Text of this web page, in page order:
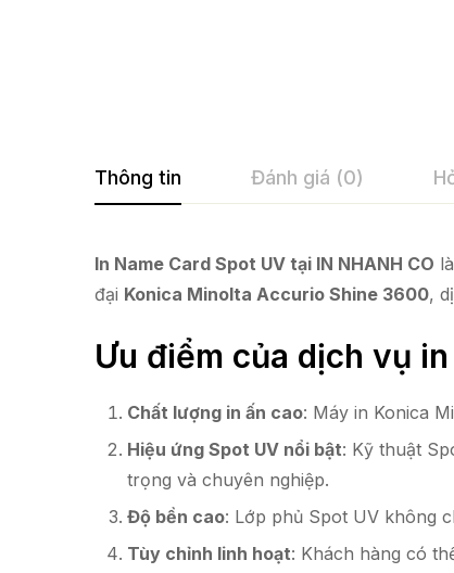
Thông tin Đánh giá (0)
In Name Card Spot UV tại IN NHANH CO
đại Konica Minolta Accurio Shine 3600,
Ưu điểm của dịch vụ
Chất lượng in ấn cao: Máy in Konica
Hiệu ứng Spot UV nổi bật: Kỹ thuật
trọng và chuyên nghiệp.
Độ bền cao: Lớp phủ Spot UV không
Tùy chỉnh linh hoạt: Khách hàng có